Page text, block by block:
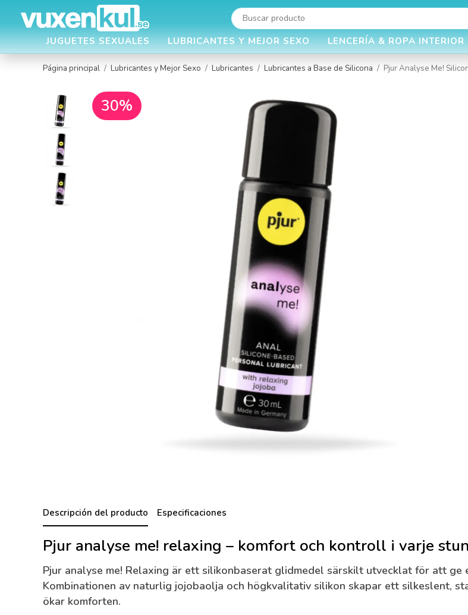
JUGUETES SEXUALES LUBRICANTES Y MEJOR SEXO LENCERÍA & ROPA INTERIOR
Página principal / Lubricantes y Mejor Sexo / Lubricantes / Lubricantes a Base de Silicona / Pjur Analyse Me!
30%
Descripción del producto Especificaciones
Pjur analyse me! relaxing – komfort och kontroll i varje
Pjur analyse me! Relaxing är ett silikonbaserat glidmedel särskilt utvecklat för att ge
Kombinationen av naturlig jojobaolja och högkvalitativ silikon skapar ett silkeslent,
ökar komforten.